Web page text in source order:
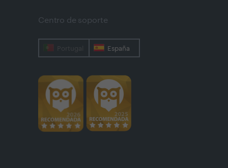
Centro de soporte
Portugal España